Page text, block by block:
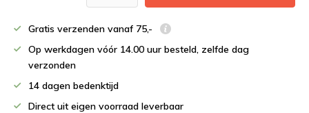
Gratis verzenden vanaf 75,-
Op werkdagen vóór 14.00 uur besteld, zelfde dag
verzonden
14 dagen bedenktijd
Direct uit eigen voorraad leverbaar